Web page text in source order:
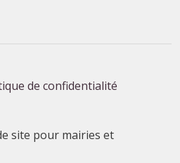
de confidentialité
site pour mairies et